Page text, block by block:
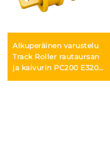
Alkuperäinen varustelu
Track Roller rautaursan
ja kaivurin PC200 E320
EC210 D6D D85 D7G